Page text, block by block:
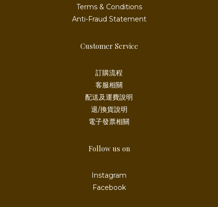
Terms & Conditions
Anti-Fraud Statement
Customer Service
訂購流程
客服相關
配送及運費說明
退/換貨說明
電子發票相關
Follow us on
Instagram
Facebook